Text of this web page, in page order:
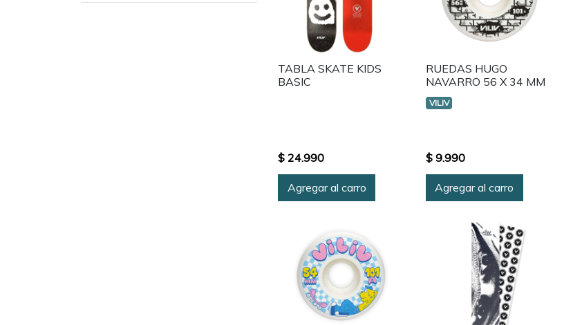
TABLA SKATE KIDS
BASIC
$ 24.990
Agregar al carro
RUEDAS HUGO
NAVARRO 56 X 34 MM
VILIV
$ 9.990
Agregar al carro